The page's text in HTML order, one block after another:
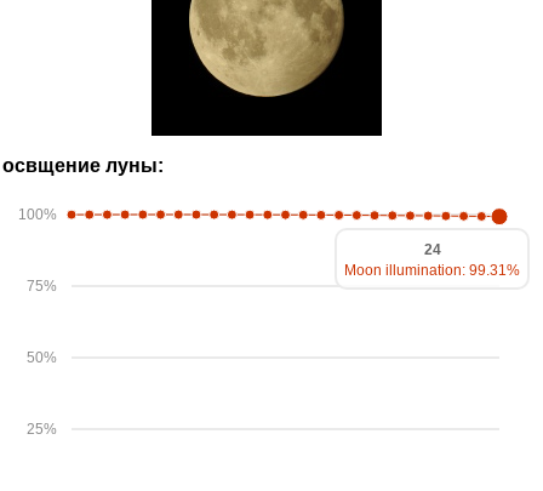
освщение луны:
25%
50%
75%
100%
24
Moon illumination: 99.31%